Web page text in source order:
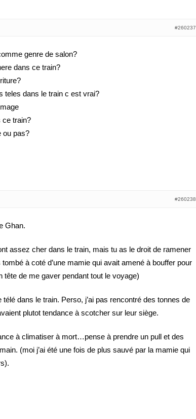
#260237
genre de salon?
dans ce train?
teles dans le train c est vrai?
ce train?
ou pas?
#260238
Ghan.
assez cher dans le train, mais tu as le droit de ramener
à coté d’une mamie qui avait amené à bouffer pour
tête de me gaver pendant tout le voyage)
dans le train. Perso, j’ai pas rencontré des tonnes de
plutot tendance à scotcher sur leur siège.
à climatiser à mort…pense à prendre un pull et des
(moi j’ai été une fois de plus sauvé par la mamie qui